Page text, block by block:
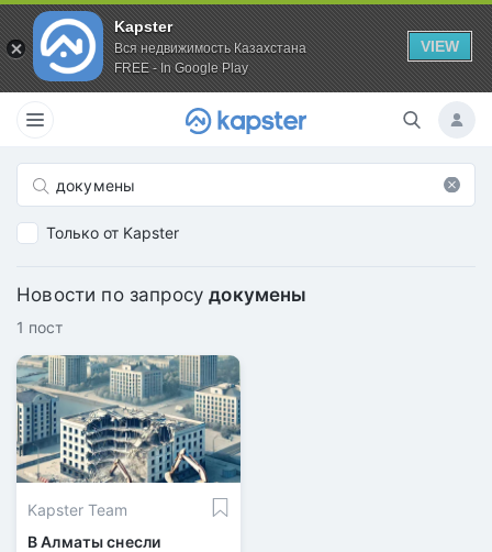
Kapster
Вся недвижимость Казахстана
FREE - In Google Play
VIEW
Только от Kapster
Новости по запросудокумены
1 пост
Kapster Team
В Алматы снесли